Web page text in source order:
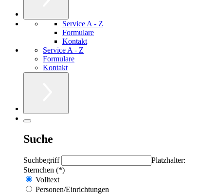
Service A - Z
Formulare
Kontakt
Service A - Z
Formulare
Kontakt
Suche
Suchbegriff
Platzhalter:
Sternchen (*)
Volltext
Personen/Einrichtungen